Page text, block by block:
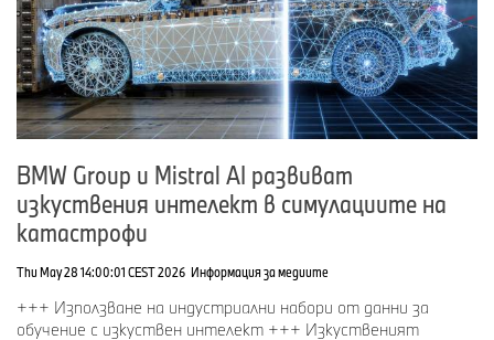
40 years of BMW Group Plant Regensburg: The first vehicle - a BMW 3
Series (E30) - rolled off the production line in October 1986. (01/2025)
Модел Тип
Производствен
период:
автомобили
врати
BMW Серия 1 5-
F20 2010 – 2019 818 530
BMW Group и Mistral AI развиват
изкуствения интелект в симулациите на
катастрофи
Thu May 28 14:00:01 CEST 2026 Информация за медиите
+++ Използване на индустриални набори от данни за
обучение с изкуствен интелект +++ Изкуственият